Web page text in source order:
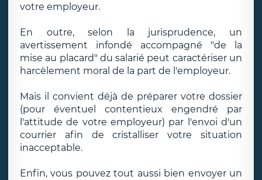
votre employeur.
En outre, selon la jurisprudence, un
avertissement infondé accompagné "de la
mise au placard" du salarié peut caractériser un
harcèlement moral de la part de l'employeur.
Mais il convient déjà de préparer votre dossier
(pour éventuel contentieux engendré par
l'attitude de votre employeur) par l'envoi d'un
courrier afin de cristalliser votre situation
inacceptable.
Enfin, vous pouvez tout aussi bien envoyer un